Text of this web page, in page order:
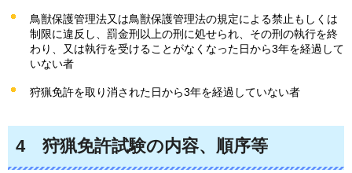
鳥獣保護管理法又は鳥獣保護管理法の規定による禁止もしくは
制限に違反し、罰金刑以上の刑に処せられ、その刑の執行を終
わり、又は執行を受けることがなくなった日から3年を経過して
いない者
狩猟免許を取り消された日から3年を経過していない者
4 狩猟免許試験の内容、順序等